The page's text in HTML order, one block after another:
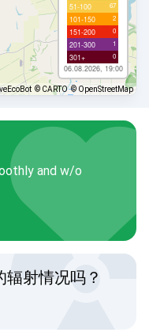
51-100 67
101-150 2
151-200 0
201-300 1
301+ 0
06.08.2026, 19:00
© CARTO © OpenStreetMap
and w/o
射情况吗？